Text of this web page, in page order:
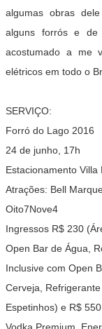
algumas obras
alguns forrós e de
acostumado a me
elétricos em todo o
SERVIÇO:
Forró do Lago 2016
24 de junho, 17h
Estacionamento Villa
Atrações: Bell
Oito7Nove4
Ingressos R$ 230
Open Bar de Água,
Inclusive com Open
Cerveja,
Espetinhos) e R$